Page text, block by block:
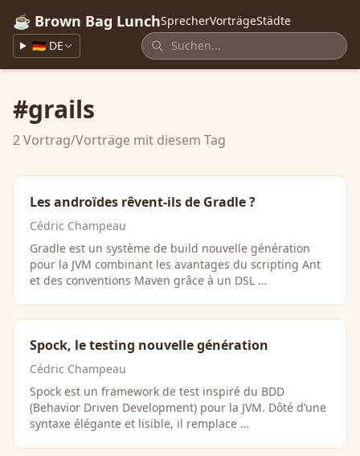
☕ Brown Bag LunchSprecherVorträgeStädte
🇩🇪 DE
#grails
2 Vortrag/Vorträge mit diesem Tag
Les androïdes rêvent-ils de Gradle ?
Cédric Champeau
Gradle est un système de build nouvelle génération
pour la JVM combinant les avantages du scripting Ant
et des conventions Maven grâce à un DSL …
Spock, le testing nouvelle génération
Cédric Champeau
Spock est un framework de test inspiré du BDD
(Behavior Driven Development) pour la JVM. Dôté d’une
syntaxe élégante et lisible, il remplace …